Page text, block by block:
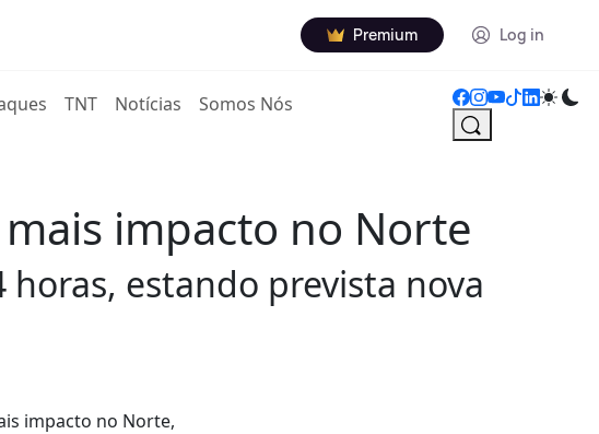
Premium Log in
TNT Notícias Somos Nós
impacto no Norte
estando prevista nova
impacto no Norte,